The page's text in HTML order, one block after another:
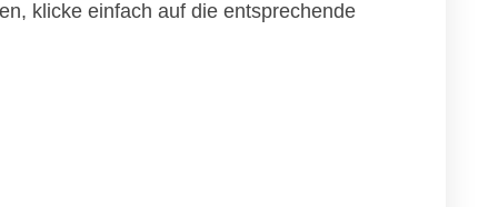
klicke einfach auf die entsprechende